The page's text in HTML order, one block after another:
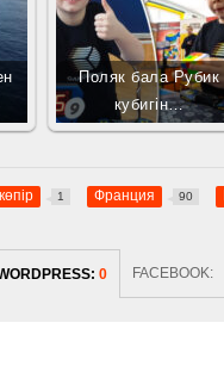
Поляк бала Рубик
кубигін…
1 Франция 90
0 FACEBOOK: